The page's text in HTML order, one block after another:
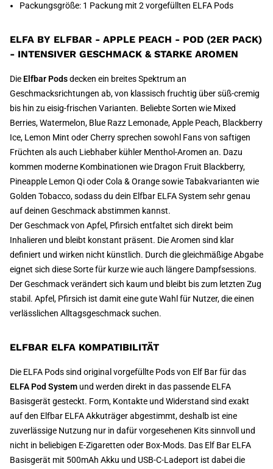
Packungsgröße: 1 Packung mit 2 vorgefüllten ELFA Pods
ELFA BY ELFBAR - APPLE PEACH - POD (2ER PACK)
- INTENSIVER GESCHMACK & STARKE AROMEN
Die Elfbar Podsdecken ein breites Spektrum an
Geschmacksrichtungen ab, von klassisch fruchtig über süß-cremig
bis hin zu eisig-frischen Varianten. Beliebte Sorten wie Mixed
Berries, Watermelon, Blue Razz Lemonade, Apple Peach, Blackberry
Ice, Lemon Mint oder Cherry sprechen sowohl Fans von saftigen
Früchten als auch Liebhaber kühler Menthol-Aromen an. Dazu
kommen moderne Kombinationen wie Dragon Fruit Blackberry,
Pineapple Lemon Qi oder Cola & Orange sowie Tabakvarianten wie
Golden Tobacco, sodass du dein Elfbar ELFA System sehr genau
auf deinen Geschmack abstimmen kannst.
Der Geschmack von Apfel, Pfirsich entfaltet sich direkt beim
Inhalieren und bleibt konstant präsent. Die Aromen sind klar
definiert und wirken nicht künstlich. Durch die gleichmäßige Abgabe
eignet sich diese Sorte für kurze wie auch längere Dampfsessions.
Der Geschmack verändert sich kaum und bleibt bis zum letzten Zug
stabil. Apfel, Pfirsich ist damit eine gute Wahl für Nutzer, die einen
verlässlichen Alltagsgeschmack suchen.
ELFBAR ELFA KOMPATIBILITÄT
Die ELFA Pods sind original vorgefüllte Pods von Elf Bar für das
ELFA Pod System und werden direkt in das passende ELFA
Basisgerät gesteckt. Form, Kontakte und Widerstand sind exakt
auf den Elfbar ELFA Akkuträger abgestimmt, deshalb ist eine
zuverlässige Nutzung nur in dafür vorgesehenen Kits sinnvoll und
nicht in beliebigen E-Zigaretten oder Box-Mods. Das Elf Bar ELFA
Basisgerät mit 500mAh Akku und USB-C-Ladeport ist dabei die